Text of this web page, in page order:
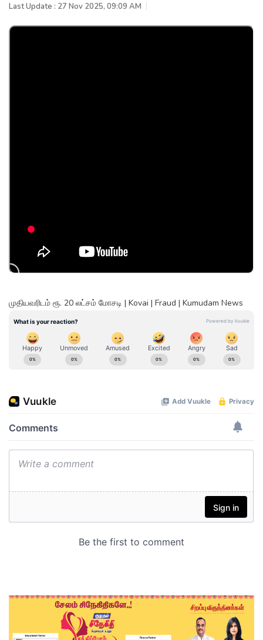
Last Update : 27 Nov 2025, 09:09 AM
முதியவரிடம் ரூ. 20 லட்சம் மோசடி | Kovai | Fraud | Kumudam News